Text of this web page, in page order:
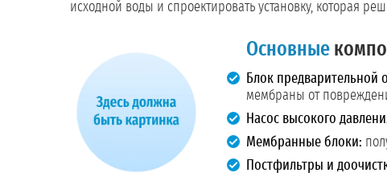
исходной воды и спроектировать установку, которая
Основные
Блок предварительной
мембраны от
Насос высокого
Мембранные блоки:
Постфильтры и